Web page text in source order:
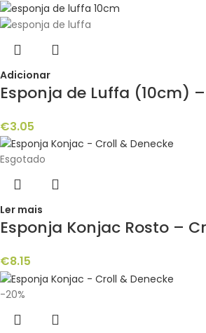
Adicionar
Esponja de Luffa (10cm)
€3.05
Esgotado
Ler mais
Esponja Konjac Rosto –
€8.15
-20%